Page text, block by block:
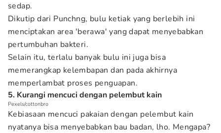
sedap.
Dikutip dari Punchng, bulu ketiak yang berlebih ini
menciptakan area 'berawa' yang dapat menyebabkan
pertumbuhan bakteri.
Selain itu, terlalu banyak bulu ini juga bisa
memerangkap kelembapan dan pada akhirnya
memperlambat proses penguapan.
5. Kurangi mencuci dengan pelembut kain
Pexels/cottonbro
Kebiasaan mencuci pakaian dengan pelembut kain
nyatanya bisa menyebabkan bau badan, lho. Mengapa?